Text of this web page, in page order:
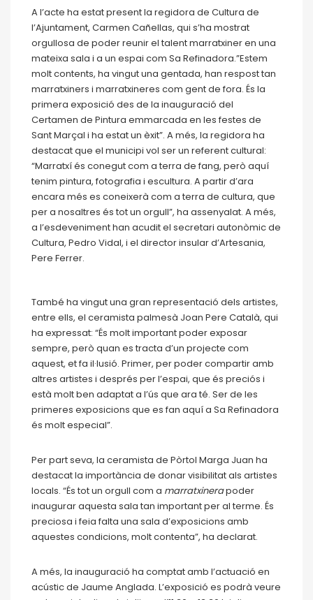
A l’acte ha estat present la regidora de Cultura de
l’Ajuntament, Carmen Cañellas, qui s’ha mostrat
orgullosa de poder reunir el talent marratxiner en una
mateixa sala i a un espai com Sa Refinadora.”Estem
molt contents, ha vingut una gentada, han respost tan
marratxiners i marratxineres com gent de fora. És la
primera exposició des de la inauguració del
Certamen de Pintura emmarcada en les festes de
Sant Marçal i ha estat un èxit”. A més, la regidora ha
destacat que el municipi vol ser un referent cultural:
“Marratxí és conegut com a terra de fang, però aquí
tenim pintura, fotografia i escultura. A partir d’ara
encara més es coneixerà com a terra de cultura, que
per a nosaltres és tot un orgull”, ha assenyalat. A més,
a l’esdeveniment han acudit el secretari autonòmic de
Cultura, Pedro Vidal, i el director insular d’Artesania,
Pere Ferrer.
També ha vingut una gran representació dels artistes,
entre ells, el ceramista palmesà Joan Pere Català, qui
ha expressat: “És molt important poder exposar
sempre, però quan es tracta d’un projecte com
aquest, et fa il·lusió. Primer, per poder compartir amb
altres artistes i després per l’espai, que és preciós i
està molt ben adaptat a l’ús que ara té. Ser de les
primeres exposicions que es fan aquí a Sa Refinadora
és molt especial”.
Per part seva, la ceramista de Pòrtol Marga Juan ha
destacat la importància de donar visibilitat als artistes
locals. “És tot un orgull com a marratxinerapoder
inaugurar aquesta sala tan important per al terme. És
preciosa i feia falta una sala d’exposicions amb
aquestes condicions, molt contenta”, ha declarat.
A més, la inauguració ha comptat amb l’actuació en
acústic de Jaume Anglada. L’exposició es podrà veure